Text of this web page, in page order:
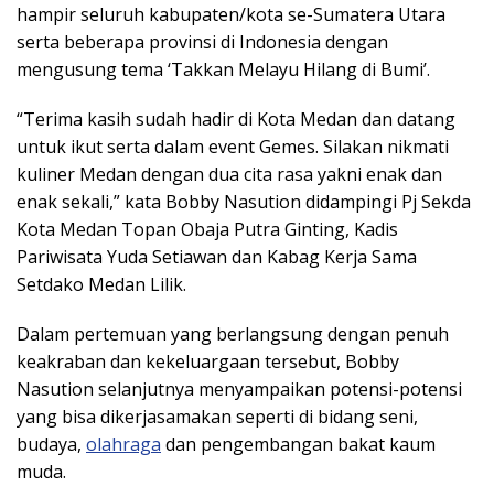
hampir seluruh kabupaten/kota se-Sumatera Utara
serta beberapa provinsi di Indonesia dengan
mengusung tema ‘Takkan Melayu Hilang di Bumi’.
“Terima kasih sudah hadir di Kota Medan dan datang
untuk ikut serta dalam event Gemes. Silakan nikmati
kuliner Medan dengan dua cita rasa yakni enak dan
enak sekali,” kata Bobby Nasution didampingi Pj Sekda
Kota Medan Topan Obaja Putra Ginting, Kadis
Pariwisata Yuda Setiawan dan Kabag Kerja Sama
Setdako Medan Lilik.
Dalam pertemuan yang berlangsung dengan penuh
keakraban dan kekeluargaan tersebut, Bobby
Nasution selanjutnya menyampaikan potensi-potensi
yang bisa dikerjasamakan seperti di bidang seni,
budaya, olahraga dan pengembangan bakat kaum
muda.